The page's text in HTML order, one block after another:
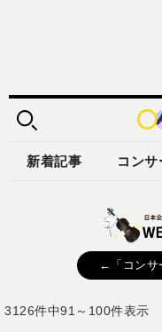
新着記事 コンサ
←「コンサ
3126件中91～100件表示